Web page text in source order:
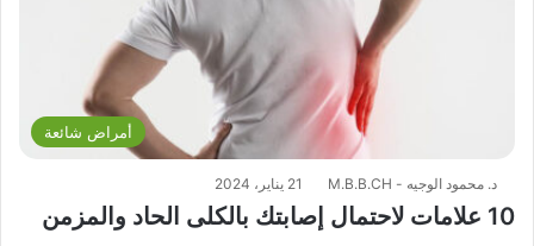
أمراض شائعة
د. محمود الوجيه - M.B.B.CH 21 يناير، 2024
10 علامات لاحتمال إصابتك بالكلى الحاد والمزمن